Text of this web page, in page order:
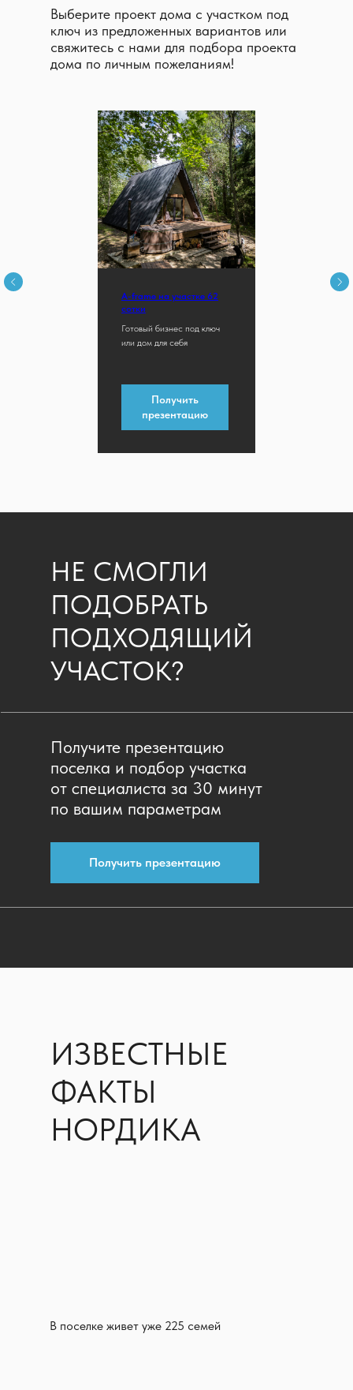
Выберите проект дома с участком под
ключ из предложенных вариантов или
свяжитесь с нами для подбора проекта
дома по личным пожеланиям!
A-frame на участке 62
сотки
Готовый бизнес под ключ
или дом для себя
Получить
презентацию
НЕ СМОГЛИ
ПОДОБРАТЬ
ПОДХОДЯЩИЙ
УЧАСТОК?
Получите презентацию
поселка и подбор участка
от специалиста за 30 минут
по вашим параметрам
Получить презентацию
В поселке живет уже 225 семей
ИЗВЕСТНЫЕ
ФАКТЫ
НОРДИКА